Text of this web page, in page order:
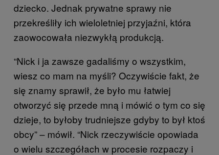
dziecko. Jednak prywatne sprawy nie
przekreśliły ich wieloletniej przyjaźni, która
zaowocowała niezwykłą produkcją.
“Nick i ja zawsze gadaliśmy o wszystkim,
wiesz co mam na myśli? Oczywiście fakt, że
się znamy sprawił, że było mu łatwiej
otworzyć się przede mną i mówić o tym co się
dzieje, to byłoby trudniejsze gdyby to był ktoś
obcy” – mówił. “Nick rzeczywiście opowiada
o wielu szczegółach w procesie rozpaczy i